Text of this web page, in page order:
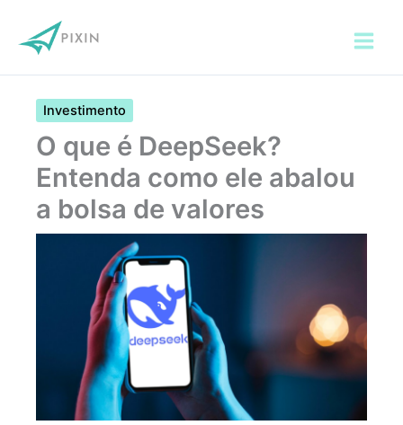
para
Investimento
O que é DeepSeek?
Entenda como ele abalou
a bolsa de valores